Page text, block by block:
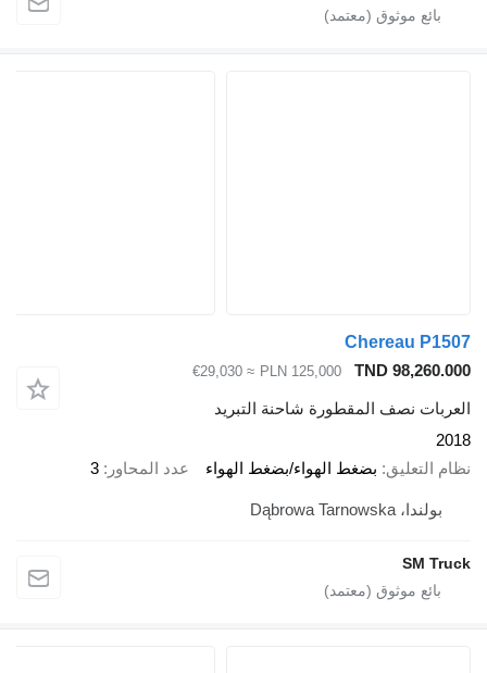
Chereau
TND
PLN 125,000
≈ €29,030
نصف المقطورة شاحنة التبريد
التعليق بضغط الهواء/بضغط الهواء عدد المحاور 3
بولندا، Dąbrowa Tarnowska
SM